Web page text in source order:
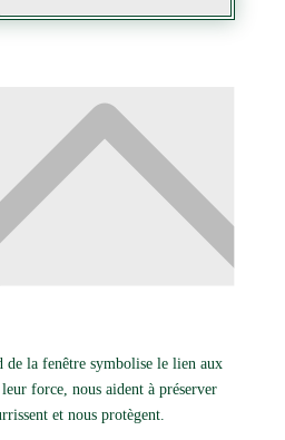
de la fenêtre symbolise le lien aux
force, nous aident à préserver
et nous protègent.